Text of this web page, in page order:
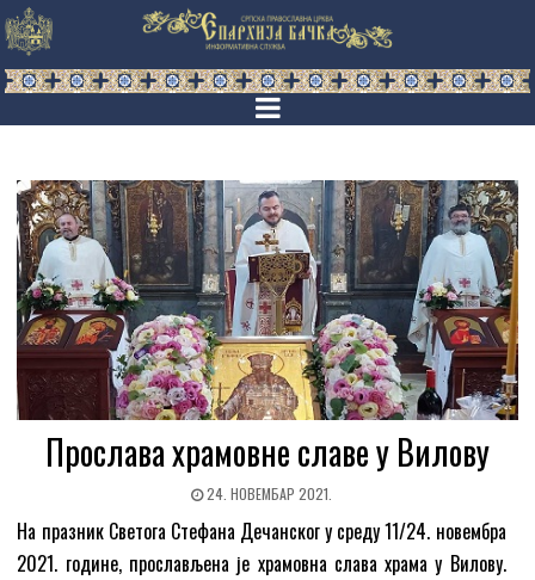
Прослава храмовне славе у Вилову
24. НОВЕМБАР 2021.
На празник Светога Стефана Дечанског у среду 11/24. новембра
2021. године, прослављена је храмовна слава храма у Вилову.